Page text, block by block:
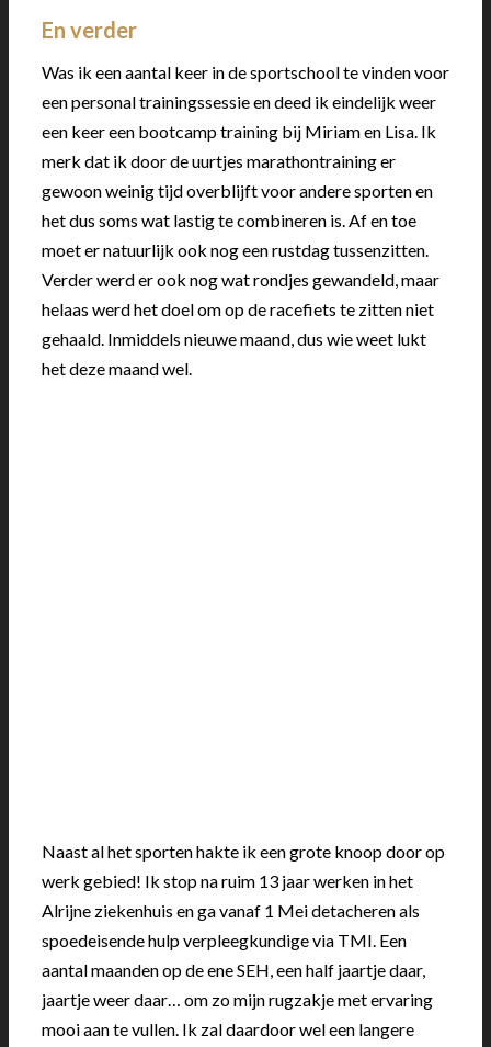
En verder
Was ik een aantal keer in de sportschool te vinden voor
een personal trainingssessie en deed ik eindelijk weer
een keer een bootcamp training bij Miriam en Lisa. Ik
merk dat ik door de uurtjes marathontraining er
gewoon weinig tijd overblijft voor andere sporten en
het dus soms wat lastig te combineren is. Af en toe
moet er natuurlijk ook nog een rustdag tussenzitten.
Verder werd er ook nog wat rondjes gewandeld, maar
helaas werd het doel om op de racefiets te zitten niet
gehaald. Inmiddels nieuwe maand, dus wie weet lukt
het deze maand wel.
Naast al het sporten hakte ik een grote knoop door op
werk gebied! Ik stop na ruim 13 jaar werken in het
Alrijne ziekenhuis en ga vanaf 1 Mei detacheren als
spoedeisende hulp verpleegkundige via TMI. Een
aantal maanden op de ene SEH, een half jaartje daar,
jaartje weer daar… om zo mijn rugzakje met ervaring
mooi aan te vullen. Ik zal daardoor wel een langere